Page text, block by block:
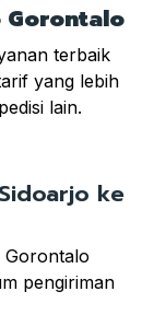
Gorontalo
terbaik
yang lebih
lain.
ke
Gorontalo
pengiriman